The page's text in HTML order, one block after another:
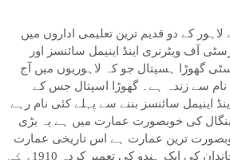
کے دو قدیم ترین تعلیمی اداروں میں
آف ویٹرنری اینڈ اینیمل سائنسز اور
گھوڑا ہسپتال جو کہ لاہوریوں میں آج
نام سے زندہ ہے۔ گھوڑا اسپتال جس کے
اینیمل سائنسز بننے سے پہلے کئی نام رہے
بنگال کی خوبصورت عمارت میں ہے یہ بڑی
خوبصورت ترین عمارت ہے اس تاریخی عمارت
کے بالکل سامنے ہمارے خاندان کی ایک ہندو کی تعمیر کردہ 1910ء کی